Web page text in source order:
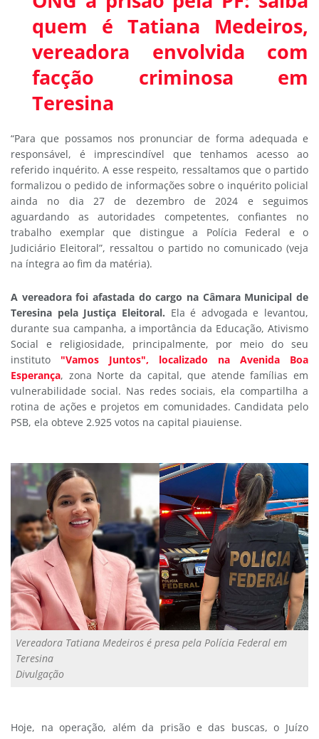
quem é Tatiana Medeiros,
vereadora envolvida com
facção criminosa em
Teresina
“Para que possamos nos pronunciar de forma adequada e
responsável, é imprescindível que tenhamos acesso ao
referido inquérito. A esse respeito, ressaltamos que o partido
formalizou o pedido de informações sobre o inquérito policial
ainda no dia 27 de dezembro de 2024 e seguimos
aguardando as autoridades competentes, confiantes no
trabalho exemplar que distingue a Polícia Federal e o
Judiciário Eleitoral”, ressaltou o partido no comunicado (veja
na íntegra ao fim da matéria).
A vereadora foi afastada do cargo na Câmara Municipal de
Teresina pela Justiça Eleitoral. Ela é advogada e levantou,
durante sua campanha, a importância da Educação, Ativismo
Social e religiosidade, principalmente, por meio do seu
instituto
"Vamos Juntos", localizado na Avenida Boa
Esperança, zona Norte da capital, que atende famílias em
vulnerabilidade social. Nas redes sociais, ela compartilha a
rotina de ações e projetos em comunidades. Candidata pelo
PSB, ela obteve 2.925 votos na capital piauiense.
Vereadora Tatiana Medeiros é presa pela Polícia Federal em
Teresina
Divulgação
Hoje, na operação, além da prisão e das buscas, o Juízo